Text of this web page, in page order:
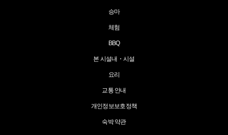
승마
체험
BBQ
본 시설내・시설
요리
교통 안내
개인정보보호정책
숙박 약관